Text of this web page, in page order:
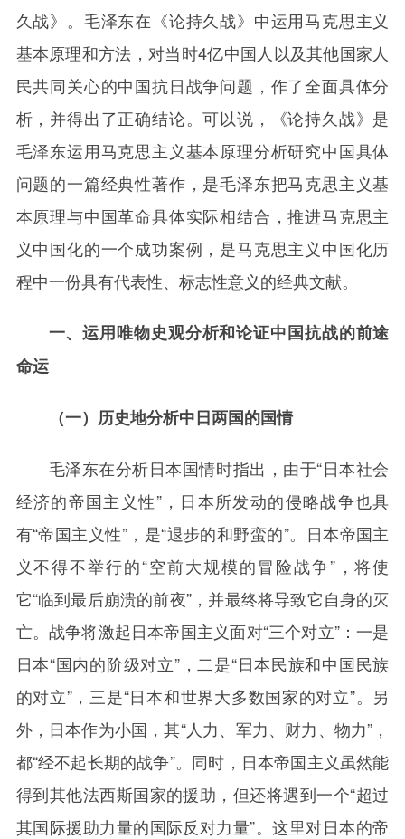
久战》。毛泽东在《论持久战》中运用马克思主义
基本原理和方法，对当时4亿中国人以及其他国家人
民共同关心的中国抗日战争问题，作了全面具体分
析，并得出了正确结论。可以说，《论持久战》是
毛泽东运用马克思主义基本原理分析研究中国具体
问题的一篇经典性著作，是毛泽东把马克思主义基
本原理与中国革命具体实际相结合，推进马克思主
义中国化的一个成功案例，是马克思主义中国化历
程中一份具有代表性、标志性意义的经典文献。
一、运用唯物史观分析和论证中国抗战的前途
命运
（一）历史地分析中日两国的国情
毛泽东在分析日本国情时指出，由于“日本社会
经济的帝国主义性”，日本所发动的侵略战争也具
有“帝国主义性”，是“退步的和野蛮的”。日本帝国主
义不得不举行的“空前大规模的冒险战争”，将使
它“临到最后崩溃的前夜”，并最终将导致它自身的灭
亡。战争将激起日本帝国主义面对“三个对立”：一是
日本“国内的阶级对立”，二是“日本民族和中国民族
的对立”，三是“日本和世界大多数国家的对立”。另
外，日本作为小国，其“人力、军力、财力、物力”，
都“经不起长期的战争”。同时，日本帝国主义虽然能
得到其他法西斯国家的援助，但还将遇到一个“超过
其国际援助力量的国际反对力量”。这里对日本的帝